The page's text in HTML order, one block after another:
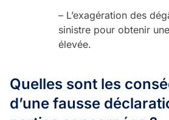
– L’exagération des
sinistre pour obtenir
élevée.
Quelles sont les
d’une fausse